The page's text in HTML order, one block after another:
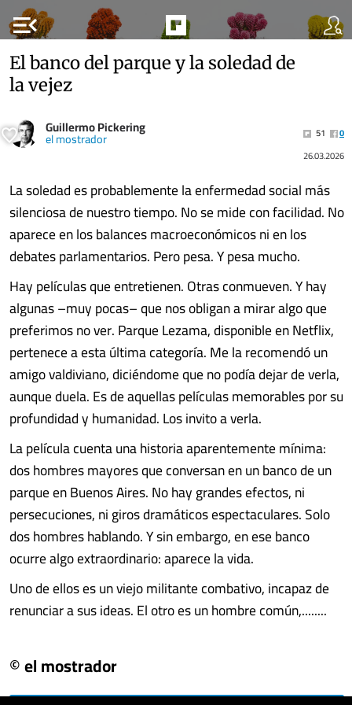
menu_open
El banco del parque y la soledad de
la vejez
Guillermo Pickering
el mostrador 51
0
26.03.2026
La soledad es probablemente la enfermedad social más
silenciosa de nuestro tiempo. No se mide con facilidad. No
aparece en los balances macroeconómicos ni en los
debates parlamentarios. Pero pesa. Y pesa mucho.
Hay películas que entretienen. Otras conmueven. Y hay
algunas –muy pocas– que nos obligan a mirar algo que
preferimos no ver. Parque Lezama, disponible en Netflix,
pertenece a esta última categoría. Me la recomendó un
amigo valdiviano, diciéndome que no podía dejar de verla,
aunque duela. Es de aquellas películas memorables por su
profundidad y humanidad. Los invito a verla.
La película cuenta una historia aparentemente mínima:
dos hombres mayores que conversan en un banco de un
parque en Buenos Aires. No hay grandes efectos, ni
persecuciones, ni giros dramáticos espectaculares. Solo
dos hombres hablando. Y sin embargo, en ese banco
ocurre algo extraordinario: aparece la vida.
Uno de ellos es un viejo militante combativo, incapaz de
renunciar a sus ideas. El otro es un hombre común,........
© el mostrador